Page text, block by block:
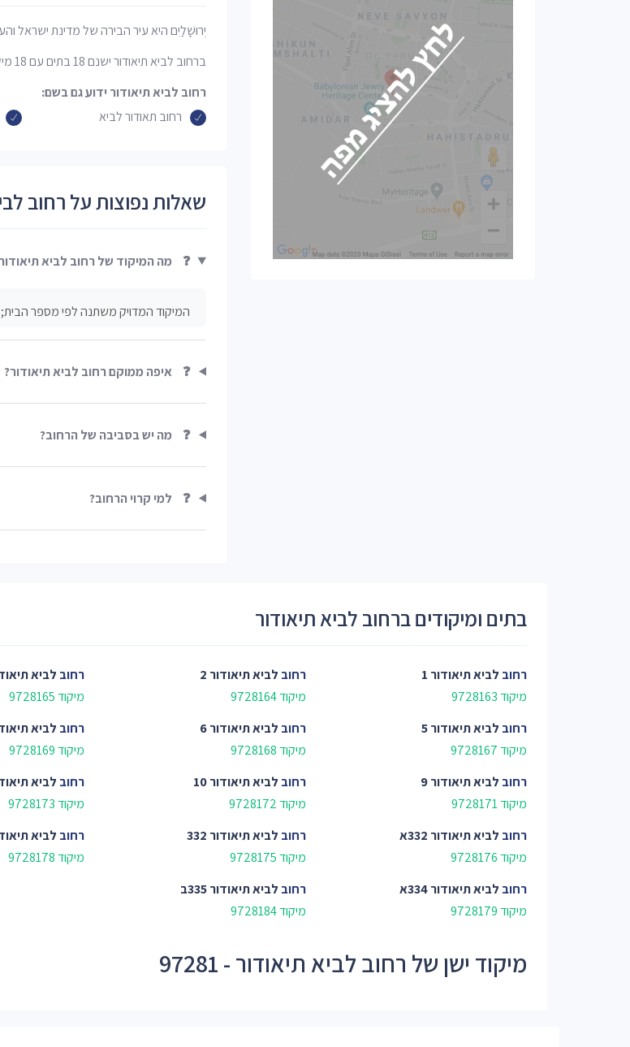
יְרוּשָׁלַיִם היא עיר הבירה של מדינת ישראל
ברחוב לביא תיאודור ישנם 18 בתים עם 18 מיקודים שונים.
רחוב לביא תיאודור ידוע גם בשם:
רחוב תאודור לביא
שאלות נפוצות על רחוב
❓ מה המיקוד של רחוב לביא
המיקוד המדויק משתנה לפי מספר הבית;
❓ איפה ממוקם רחוב לביא תיאודור?
❓ מה יש בסביבה של הרחוב?
❓ למי קרוי הרחוב?
בתים ומיקודים ברחוב לביא תיאודור
רחוב לביא תיאודור 1
מיקוד 9728163
רחוב לביא תיאודור 2
מיקוד 9728164
רחוב לביא
מיקוד 9728165
רחוב לביא תיאודור 5
מיקוד 9728167
רחוב לביא תיאודור 6
מיקוד 9728168
רחוב לביא
מיקוד 9728169
רחוב לביא תיאודור 9
מיקוד 9728171
רחוב לביא תיאודור 10
מיקוד 9728172
רחוב לביא
מיקוד 9728173
רחוב לביא תיאודור 332א
מיקוד 9728176
רחוב לביא תיאודור 332
מיקוד 9728175
רחוב לביא תיאודור
מיקוד 9728178
רחוב לביא תיאודור 334א
מיקוד 9728179
רחוב לביא תיאודור 335ב
מיקוד 9728184
מיקוד ישן של רחוב לביא תיאודור - 97281